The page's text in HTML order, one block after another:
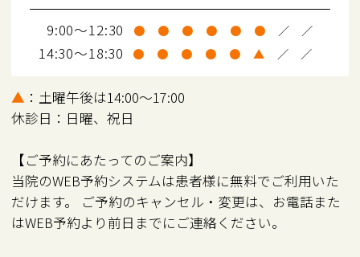
9:00～12:30 ● ● ● ● ● ● ／ ／
14:30～18:30 ● ● ● ● ● ▲ ／ ／
▲ ：土曜午後は14:00～17:00
休診日：日曜、祝日
【ご予約にあたってのご案内】
当院のWEB予約システムは患者様に無料でご利用いた
だけます。 ご予約のキャンセル・変更は、お電話また
はWEB予約より前日までにご連絡ください。